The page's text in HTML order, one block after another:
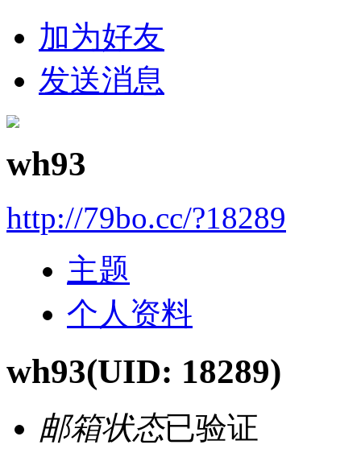
加为好友
发送消息
wh93
http://79bo.cc/?18289
主题
个人资料
wh93(UID: 18289)
邮箱状态已验证